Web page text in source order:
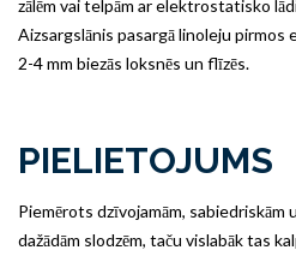
zālēm vai telpām ar elektrostatisko
Aizsargslānis pasargā linoleju pirmos
2-4 mm biezās loksnēs un flīzēs.
PIELIETOJUMS
Piemērots dzīvojamām, sabiedriskām
dažādām slodzēm, taču vislabāk tas